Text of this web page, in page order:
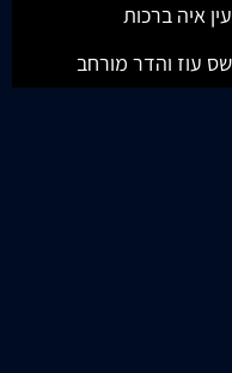
עין איה ברכות
שס עוז והדר מורחב